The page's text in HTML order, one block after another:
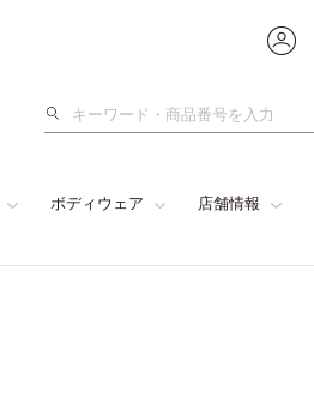
検
ボディウェア 店舗情報